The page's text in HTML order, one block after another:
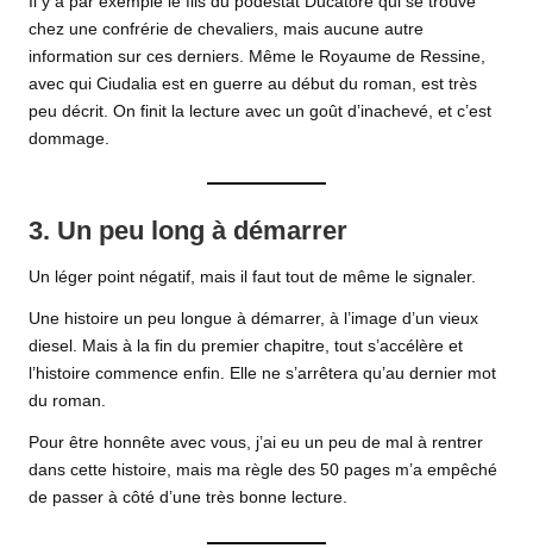
chez une confrérie de chevaliers, mais aucune autre
information sur ces derniers. Même le Royaume de Ressine,
avec qui Ciudalia est en guerre au début du roman, est très
peu décrit. On finit la lecture avec un goût d’inachevé, et c’est
dommage.
3. Un peu long à démarrer
Un léger point négatif, mais il faut tout de même le signaler.
Une histoire un peu longue à démarrer, à l’image d’un vieux
diesel. Mais à la fin du premier chapitre, tout s’accélère et
l’histoire commence enfin. Elle ne s’arrêtera qu’au dernier mot
du roman.
Pour être honnête avec vous, j’ai eu un peu de mal à rentrer
dans cette histoire, mais ma règle des 50 pages m’a empêché
de passer à côté d’une très bonne lecture.